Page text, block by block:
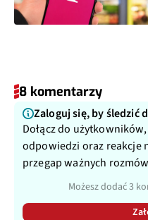
8 komentarzy
Zaloguj się, by śledzić
Dołącz do
odpowiedzi oraz reakcje
przegap ważnych
Możesz dodać 3